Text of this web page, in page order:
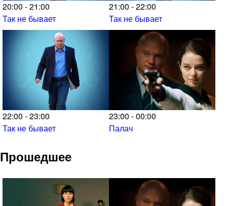
20:00 - 21:00
Так не бывает
21:00 - 22:00
Так не бывает
22:00 - 23:00
Так не бывает
23:00 - 00:00
Палач
Прошедшее